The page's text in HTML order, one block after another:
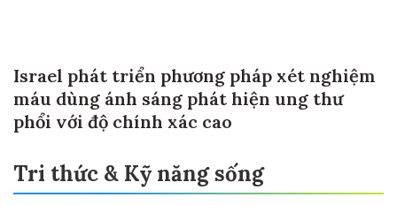
Israel phát triển phương pháp xét nghiệm
máu dùng ánh sáng phát hiện ung thư
phổi với độ chính xác cao
Tri thức & Kỹ năng sống